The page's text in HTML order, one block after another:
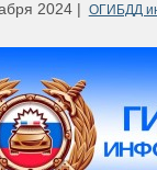
2024 | ОГИБДД